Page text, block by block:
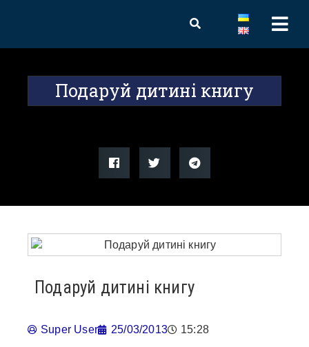
Подаруй дитині книгу
Подаруй дитині книгу
Super User 25/03/2013 15:28